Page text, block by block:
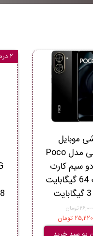
موبایل
شیائومی مدل Poco
C71 دو سیم کارت
ظرفیت 64 گیگابایت
تومان
تومان
۲ درصد